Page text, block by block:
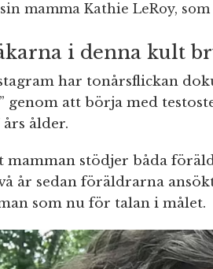
mamma Kathie LeRoy,
i denna kult
har tonårsflickan
genom att börja med
års ålder.
mamman stödjer båda
år sedan föräldrarna
som nu för talan i målet.